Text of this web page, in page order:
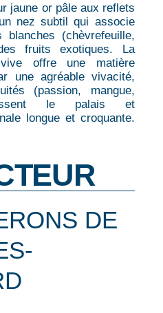
jaune or pâle aux reflets
nez subtil qui associe
(chèvrefeuille,
fruits exotiques. La
offre une matière
une agréable vivacité,
(passion, mangue,
le palais et
longue et croquante.
DE